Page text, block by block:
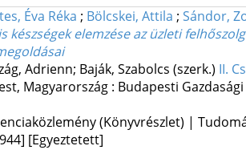
Éva Réka ; Bölcskei, Attila ; Sándor,
készségek elemzése az üzleti
Adrienn; Baják, Szabolcs (szerk.) II.
Magyarország : Budapesti
(Könyvrészlet) |
[Egyeztetett]